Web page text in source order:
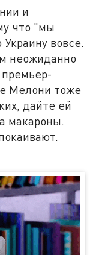
и
что "мы
вовсе.
неожиданно
Мелони тоже
дайте ей
макароны.